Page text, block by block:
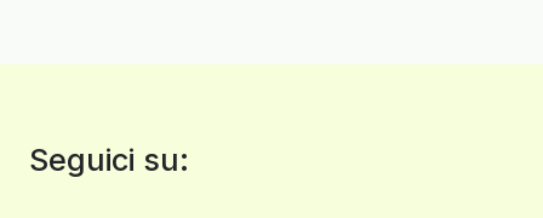
Seguici su: